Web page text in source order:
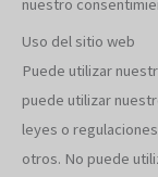
nuestro
Uso del sitio web
Puede utilizar
puede utilizar
leyes o
otros. No puede